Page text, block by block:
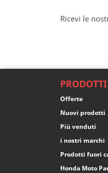
Ricevi le
PRODOTTI
Offerte
Nuovi prodotti
Più venduti
i nostri marchi
Prodotti fuori
Honda Moto